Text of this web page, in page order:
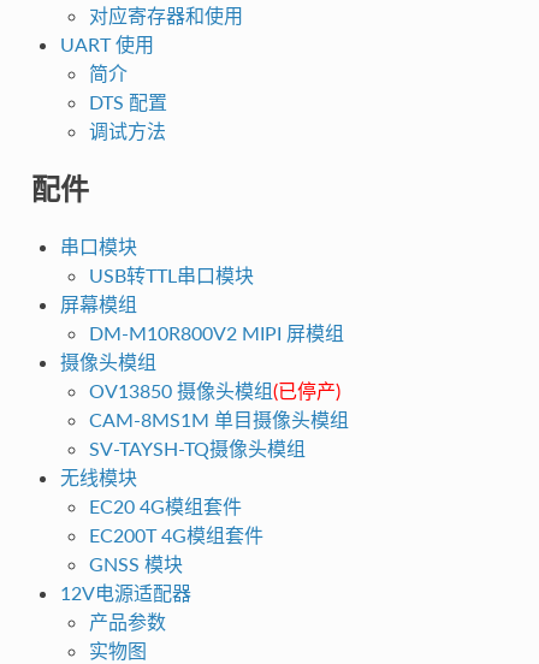
对应寄存器和使用
UART 使用
简介
DTS 配置
调试方法
配件
串口模块
USB转TTL串口模块
屏幕模组
DM-M10R800V2 MIPI 屏模组
摄像头模组
OV13850 摄像头模组(已停产)
CAM-8MS1M 单目摄像头模组
SV-TAYSH-TQ摄像头模组
无线模块
EC20 4G模组套件
EC200T 4G模组套件
GNSS 模块
12V电源适配器
产品参数
实物图